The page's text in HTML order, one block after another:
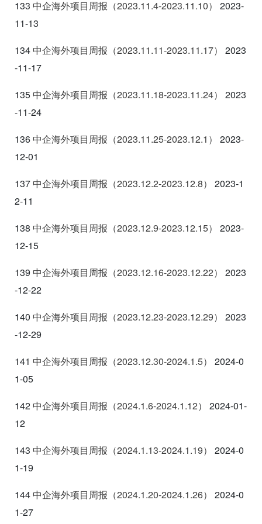
133 中企海外项目周报（2023.11.4-2023.11.10）
2023-
11-13
134 中企海外项目周报（2023.11.11-2023.11.17）
2023
-11-17
135 中企海外项目周报（2023.11.18-2023.11.24）
2023
-11-24
136 中企海外项目周报（2023.11.25-2023.12.1 ）
2023-
12-01
137 中企海外项目 周报（2023.12.2-2023.12.8）
2023-1
2-11
138 中企海外项目周报（2023.12.9-2023.12.15）
2023-
12-15
139 中企海外项目周报（2023.12.16-2023.12.22）
2023
-12-22
140 中企海外项目周报（2023.12.23-2023.12.29）
2023
-12-29
141 中企海外项目周报（2023.12.30-2024.1.5）
2024-0
1-05
142 中企海外项目周报（2024.1.6-2024.1.12）
2024-01-
12
143 中企海外项目周报（2024.1.13-2024.1.19）
2024-0
1-19
144 中企海外项目周报（2024.1.20-2024.1.26）
2024-0
1-27